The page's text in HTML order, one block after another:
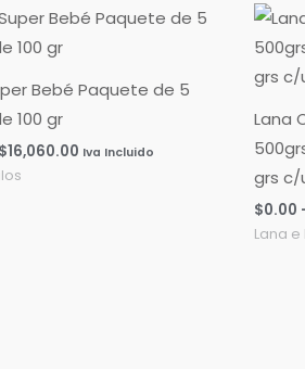
Bebé Paquete de 5
100 gr
$16,060.00
Rango
de
$0.00
hasta
Iva Incluido
Lana
grs c/
$0.00
Lana e